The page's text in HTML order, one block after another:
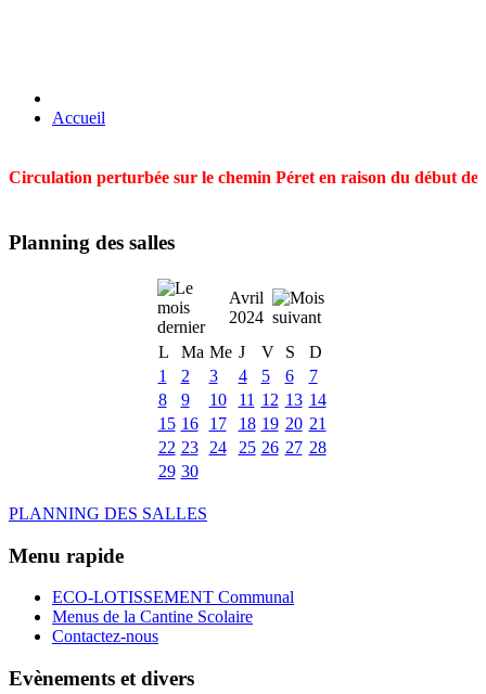
Accueil
Circulation perturbée sur le chemin Péret en raison du début
Planning des salles
Avril
2024
L
Ma Me J V S
D
1
2 3 4 5 6
7
8
9 10 11 12 13 14
15 16 17 18 19 20 21
22 23 24 25 26 27 28
29 30
PLANNING DES SALLES
Menu rapide
ECO-LOTISSEMENT Communal
Menus de la Cantine Scolaire
Contactez-nous
Evènements et divers